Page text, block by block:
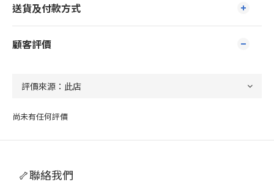
送貨及付款方式
顧客評價
尚未有任何評價
🦴聯絡我們